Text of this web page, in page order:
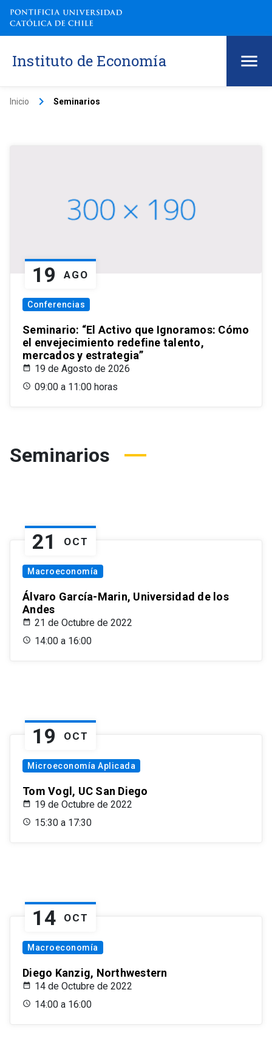
Instituto de Economía
Inicio keyboard_arrow_right Seminarios
19 AGO
Conferencias
Seminario: “El Activo que Ignoramos: Cómo
el envejecimiento redefine talento,
mercados y estrategia”
19 de Agosto de 2026
09:00 a 11:00 horas
Seminarios
21 OCT
Macroeconomía
Álvaro García-Marin, Universidad de los
Andes
21 de Octubre de 2022
14:00 a 16:00
19 OCT
Microeconomía Aplicada
Tom Vogl, UC San Diego
19 de Octubre de 2022
15:30 a 17:30
14 OCT
Macroeconomía
Diego Kanzig, Northwestern
14 de Octubre de 2022
14:00 a 16:00